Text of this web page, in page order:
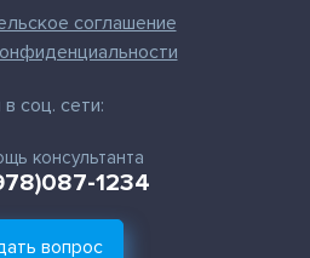
соглашение
соц. сети:
консультанта
1234
вопрос